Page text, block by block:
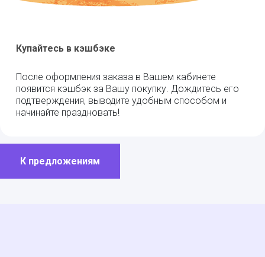
Купайтесь в кэшбэке
После оформления заказа в Вашем кабинете
появится кэшбэк за Вашу покупку. Дождитесь его
подтверждения, выводите удобным способом и
начинайте праздновать!
К предложениям